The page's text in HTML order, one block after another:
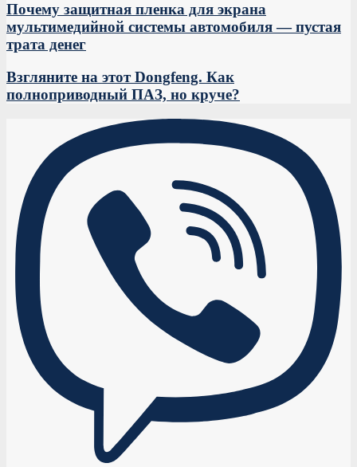
Почему защитная пленка для экрана
мультимедийной системы автомобиля — пустая
трата денег
Взгляните на этот Dongfeng. Как
полноприводный ПАЗ, но круче?